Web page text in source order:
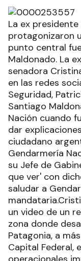
La ex
protagonizaron
punto central
Maldonado. La
senadora
en las redes
Seguridad,
Santiago
Nación cuando
dar
ciudadano
Gendarmería
su Jefe de
que ver' con
saludar a
un video de un
zona donde
Patagonia, a
Capital Federal,